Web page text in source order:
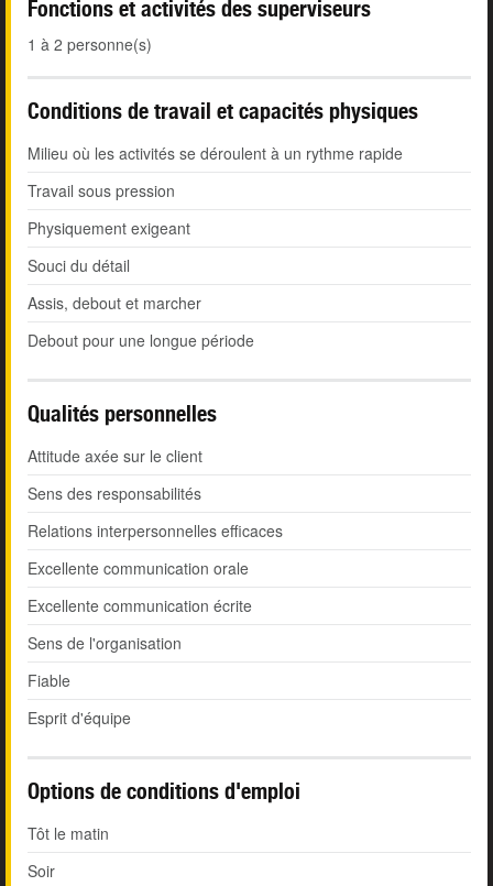
Fonctions et activités des superviseurs
1 à 2 personne(s)
Conditions de travail et capacités physiques
Milieu où les activités se déroulent à un rythme rapide
Travail sous pression
Physiquement exigeant
Souci du détail
Assis, debout et marcher
Debout pour une longue période
Qualités personnelles
Attitude axée sur le client
Sens des responsabilités
Relations interpersonnelles efficaces
Excellente communication orale
Excellente communication écrite
Sens de l'organisation
Fiable
Esprit d'équipe
Options de conditions d'emploi
Tôt le matin
Soir